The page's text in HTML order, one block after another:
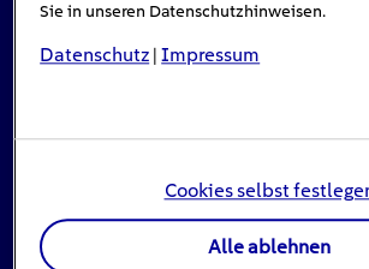
Sie in unseren Datenschutzhinweisen.
Datenschutz |Impressum
Cookies selbst
Alle ablehnen